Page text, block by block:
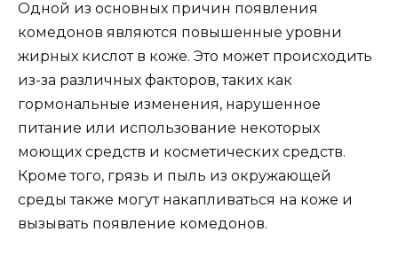
Одной из основных причин появления
комедонов являются повышенные уровни
жирных кислот в коже. Это может происходить
из-за различных факторов, таких как
гормональные изменения, нарушенное
питание или использование некоторых
моющих средств и косметических средств.
Кроме того, грязь и пыль из окружающей
среды также могут накапливаться на коже и
вызывать появление комедонов.